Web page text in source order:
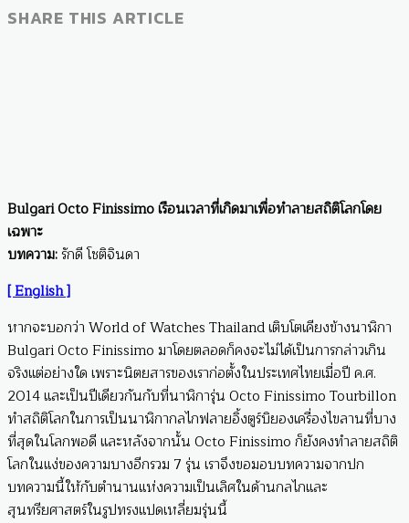
SHARE THIS ARTICLE
Bulgari Octo Finissimo เรือนเวลาที่เกิดมาเพื่อทำลายสถิติโลกโดย
เฉพาะ
บทความ:รักดี โชติจินดา
[ English ]
หากจะบอกว่า World of Watches Thailand เติบโตเคียงข้างนาฬิกา
Bulgari Octo Finissimo มาโดยตลอดก็คงจะไม่ได้เป็นการกล่าวเกิน
จริงแต่อย่างใด เพราะนิตยสารของเราก่อตั้งในประเทศไทยเมื่อปี ค.ศ.
2014 และเป็นปีเดียวกันกับที่นาฬิการุ่น Octo Finissimo Tourbillon
ทำสถิติโลกในการเป็นนาฬิกากลไกฟลายอิ้งตูร์บิยองเครื่องไขลานที่บาง
ที่สุดในโลกพอดี และหลังจากนั้น Octo Finissimo ก็ยังคงทำลายสถิติ
โลกในแง่ของความบางอีกรวม 7 รุ่น เราจึงขอมอบบทความจากปก
บทความนี้ให้กับตำนานแห่งความเป็นเลิศในด้านกลไกและ
สุนทรียศาสตร์ในรูปทรงแปดเหลี่ยมรุ่นนี้